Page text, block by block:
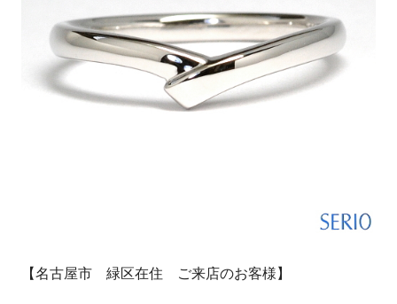
【名古屋市 緑区在住 ご来店のお客様】